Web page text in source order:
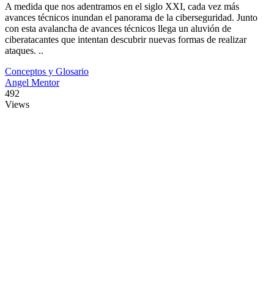
A medida que nos adentramos en el siglo XXI, cada vez más
avances técnicos inundan el panorama de la ciberseguridad. Junto
con esta avalancha de avances técnicos llega un aluvión de
ciberatacantes que intentan descubrir nuevas formas de realizar
ataques. ..
Conceptos y Glosario
Angel Mentor
492
Views